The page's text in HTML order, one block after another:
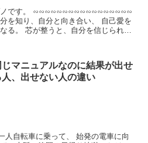
信じられ、
じマニュアルなのに結果が出せ
人、出せない人の違い
人自転車に乗って、 始発の電車に向